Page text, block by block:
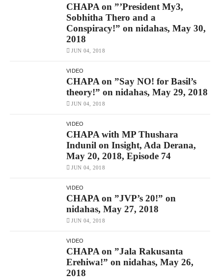
CHAPA on ”’President My3,
Sobhitha Thero and a
Conspiracy!” on nidahas, May 30,
2018
JUN 04, 2018
VIDEO
CHAPA on ”Say NO! for Basil’s
theory!” on nidahas, May 29, 2018
JUN 04, 2018
VIDEO
CHAPA with MP Thushara
Indunil on Insight, Ada Derana,
May 20, 2018, Episode 74
JUN 04, 2018
VIDEO
CHAPA on ”JVP’s 20!” on
nidahas, May 27, 2018
JUN 04, 2018
VIDEO
CHAPA on ”Jala Rakusanta
Erehiwa!” on nidahas, May 26,
2018